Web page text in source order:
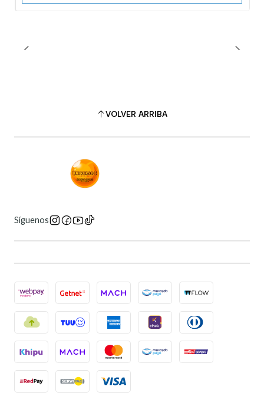
VOLVER ARRIBA
Síguenos